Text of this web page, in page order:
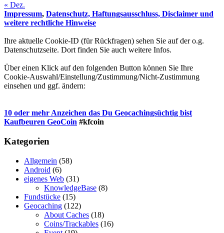
« Dez.
Impressum, Datenschutz, Haftungsausschluss, Disclaimer und
weitere rechtliche Hinweise
Ihre aktuelle Cookie-ID (für Rückfragen) sehen Sie auf der o.g.
Datenschutzseite. Dort finden Sie auch weitere Infos.
Über einen Klick auf den folgenden Button können Sie Ihre
Cookie-Auswahl/Einstellung/Zustimmung/Nicht-Zustimmung
einsehen und ggf. ändern:
10 oder mehr Anzeichen das Du Geocachingsüchtig bist
Kaufbeuren GeoCoin #kfcoin
Kategorien
Allgemein (58)
Android (6)
eigenes Web (31)
KnowledgeBase (8)
Fundstücke (15)
Geocaching (122)
About Caches (18)
Coins/Trackables (16)